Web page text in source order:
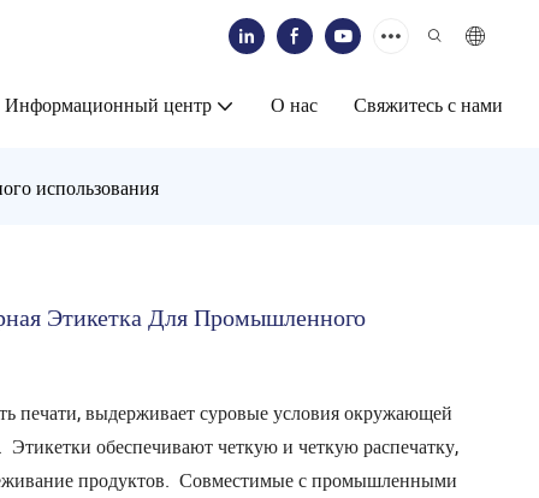
Информационный центр О нас Свяжитесь с нами
использования
Этикетка Для Промышленного
печати, выдерживает суровые условия окружающей
обеспечивают четкую и четкую распечатку,
продуктов. Совместимые с промышленными